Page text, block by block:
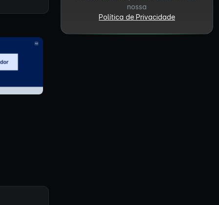
nossa
Política de Privacidade